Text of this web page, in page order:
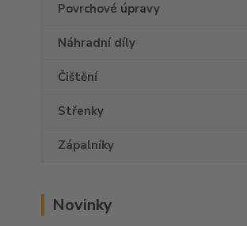
Povrchové úpravy
Náhradní díly
Čištění
Střenky
Zápalníky
Novinky